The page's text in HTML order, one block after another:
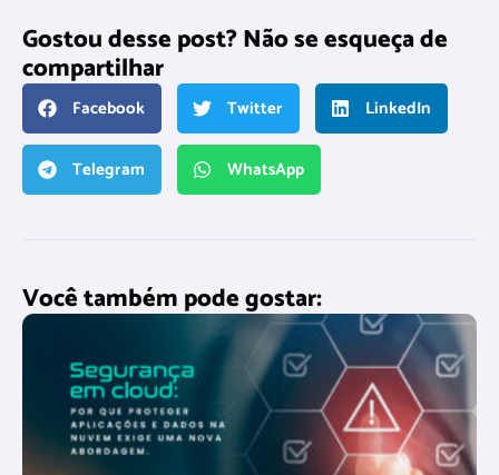
Gostou desse post? Não se esqueça de
compartilhar
Facebook Twitter LinkedIn
Telegram WhatsApp
Você também pode gostar: